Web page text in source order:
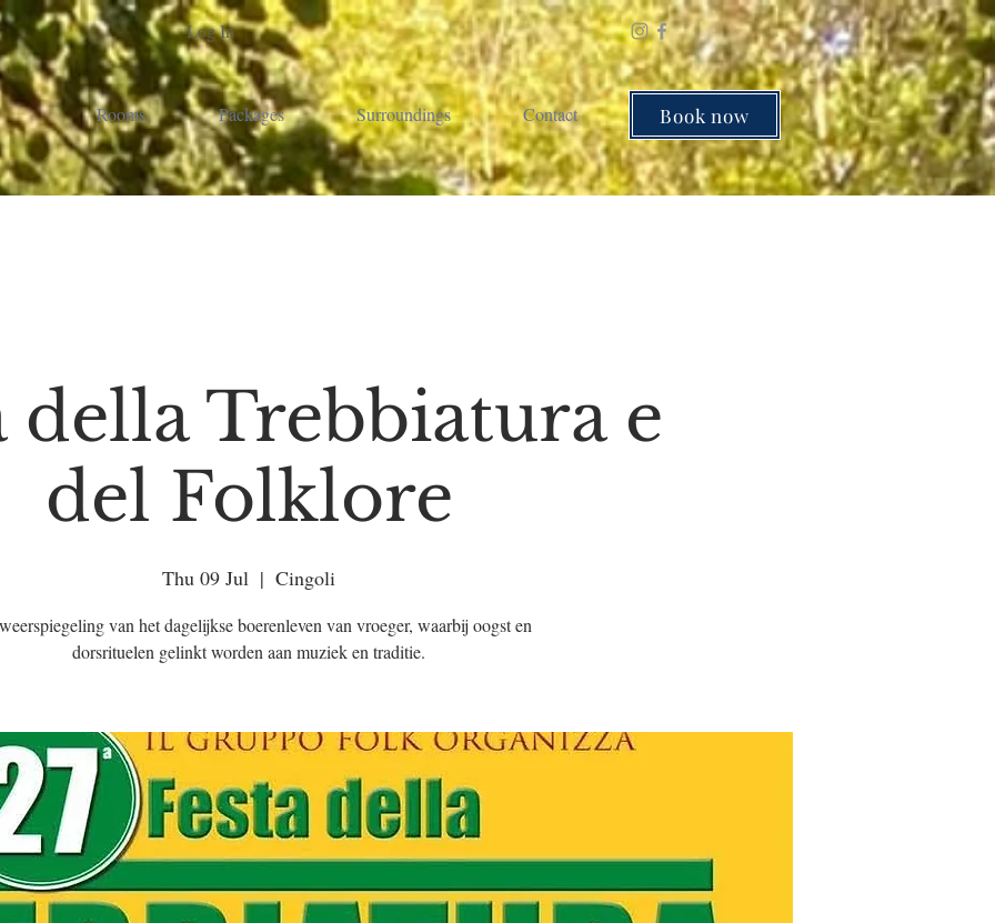
Log In
Rooms Packages Surroundings Contact Book now
della Trebbiatura e
del Folklore
Thu 09 Jul
  |
Cingoli
van het dagelijkse boerenleven van vroeger, waarbij oogst en
dorsrituelen gelinkt worden aan muziek en traditie.